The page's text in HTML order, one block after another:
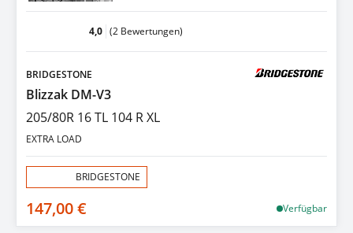
4,0 (2 Bewertungen)
BRIDGESTONE
Blizzak DM-V3
205/80R 16 TL 104 R XL
EXTRA LOAD
BRIDGESTONE
147,00 € Verfügbar